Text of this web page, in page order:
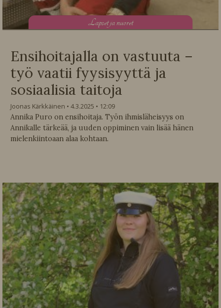
Lapset ja nuoret
Ensihoitajalla on vastuuta –
työ vaatii fyysisyyttä ja
sosiaalisia taitoja
Joonas Kärkkäinen 4.3.2025
12:09
Annika Puro on ensihoitaja. Työn ihmisläheisyys on
Annikalle tärkeää, ja uuden oppiminen vain lisää hänen
mielenkiintoaan alaa kohtaan.